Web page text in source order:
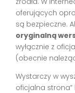
oferujących
są bezpieczne.
oryginalną
wyłącznie z
(obecnie
Wystarczy w
oficjalna